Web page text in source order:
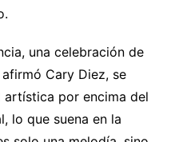
una celebración de
Cary Diez, se
por encima del
lo que suena en la